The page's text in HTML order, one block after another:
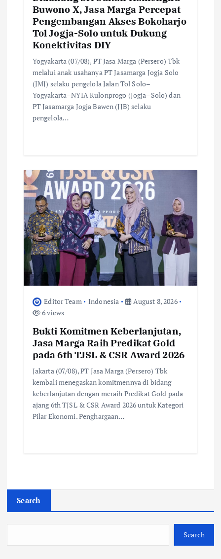
Buwono X, Jasa Marga Percepat
Pengembangan Akses Bokoharjo
Tol Jogja-Solo untuk Dukung
Konektivitas DIY
Yogyakarta (07/08), PT Jasa Marga (Persero) Tbk
melalui anak usahanya PT Jasamarga Jogja Solo
(JMJ) selaku pengelola Jalan Tol Solo–
Yogyakarta–NYIA Kulonprogo (Jogja–Solo) dan
PT Jasamarga Jogja Bawen (JJB) selaku
pengelola…
Editor Team Indonesia
August 8, 2026
6 views
Bukti Komitmen Keberlanjutan,
Jasa Marga Raih Predikat Gold
pada 6th TJSL & CSR Award 2026
Jakarta (07/08), PT Jasa Marga (Persero) Tbk
kembali menegaskan komitmennya di bidang
keberlanjutan dengan meraih Predikat Gold pada
ajang 6th TJSL & CSR Award 2026 untuk Kategori
Pilar Ekonomi. Penghargaan…
Search
Search